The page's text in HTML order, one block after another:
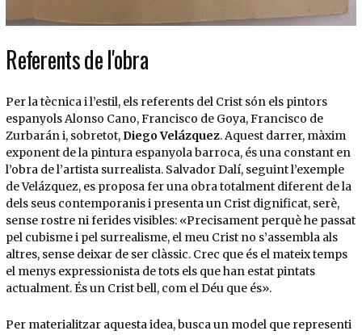
Referents de l'obra
Per la tècnica i l’estil, els referents del Crist són els pintors
espanyols Alonso Cano, Francisco de Goya, Francisco de
Zurbarán i, sobretot,Diego Velázquez. Aquest darrer, màxim
exponent de la pintura espanyola barroca, és una constant en
l’obra de l’artista surrealista. Salvador Dalí, seguint l’exemple
de Velázquez, es proposa fer una obra totalment diferent de la
dels seus contemporanis i presenta un Crist dignificat, serè,
sense rostre ni ferides visibles: «Precisament perquè he passat
pel cubisme i pel surrealisme, el meu Crist no s’assembla als
altres, sense deixar de ser clàssic. Crec que és el mateix temps
el menys expressionista de tots els que han estat pintats
actualment. És un Crist bell, com el Déu que és».
Per materialitzar aquesta idea, busca un model que representi